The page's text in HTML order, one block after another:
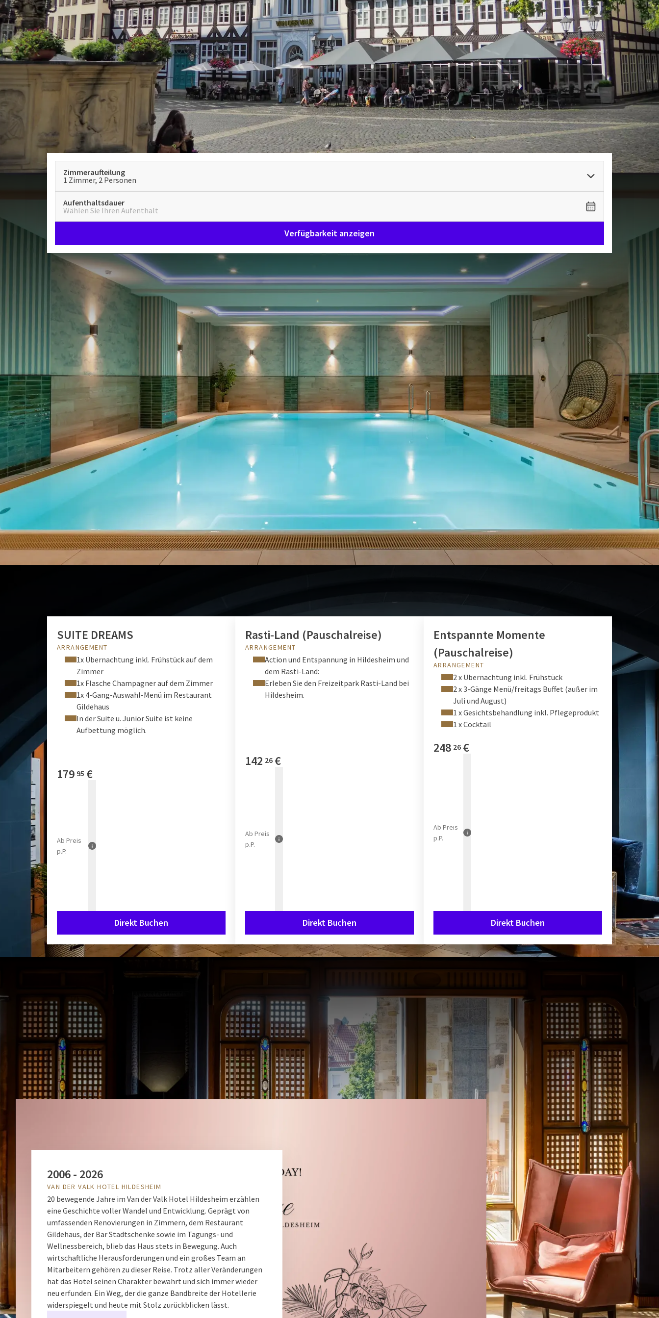
Zimmeraufteilung
1 Zimmer, 2 Personen
Aufenthaltsdauer
Wählen Sie Ihren Aufenthalt
Verfügbarkeit anzeigen
Willkommen im Van der Valk Hotel Hildesheim
ÜBERRASCHEND VIELFÄLTIG
Genießen Sie stilvollen Komfort im Herzen der historischen Innenstadt. Unsere 125 Zimmer und Suiten
bilden den idealen Rahmen für Ihren Aufenthalt. Ergänzt wird dieses Angebot durch ausgezeichnete
Kulinarik im Restaurant und an der Bar, einen modernen Wellnessbereich sowie vielseitige Räume für
Tagungen und Veranstaltungen.
125 individuell gestaltete zimmer, ausgestattet mit allem Komfort
Zentral gelegen
Direkt im Zentrum am historischen Marktplatz
Restaurant & Bar
Restaurant Gildehaus & Bar Stadtschenke
9,0Aus 577 zuverlässigen Bewertungen
SUITE DREAMS
ARRANGEMENT
1x Übernachtung inkl. Frühstück auf dem
Zimmer
1x Flasche Champagner auf dem Zimmer
1x 4-Gang-Auswahl-Menü im Restaurant
Gildehaus
In der Suite u. Junior Suite ist keine
Aufbettung möglich.
179 95 €
Ab Preis
p.P.
Direkt Buchen
Rasti-Land (Pauschalreise)
ARRANGEMENT
Action und Entspannung in Hildesheim und
dem Rasti-Land:
Erleben Sie den Freizeitpark Rasti-Land bei
Hildesheim.
142 26 €
Ab Preis
p.P.
Direkt Buchen
Entspannte Momente
(Pauschalreise)
ARRANGEMENT
2 x Übernachtung inkl. Frühstück
2 x 3-Gänge Menü/freitags Buffet (außer im
Juli und August)
1 x Gesichtsbehandlung inkl. Pflegeprodukt
1 x Cocktail
248 26 €
Ab Preis
p.P.
Direkt Buchen
"20 Jahre" Van der Valk Hotel Hildesheim
FEIERN SIE MIT UNS
2006 - 2026
VAN DER VALK HOTEL HILDESHEIM
20 bewegende Jahre im Van der Valk Hotel Hildesheim erzählen
eine Geschichte voller Wandel und Entwicklung. Geprägt von
umfassenden Renovierungen in Zimmern, dem Restaurant
Gildehaus, der Bar Stadtschenke sowie im Tagungs- und
Wellnessbereich, blieb das Haus stets in Bewegung. Auch
wirtschaftliche Herausforderungen und ein großes Team an
Mitarbeitern gehören zu dieser Reise. Trotz aller Veränderungen
hat das Hotel seinen Charakter bewahrt und sich immer wieder
neu erfunden. Ein Weg, der die ganze Bandbreite der Hotellerie
widerspiegelt und heute mit Stolz zurückblicken lässt.